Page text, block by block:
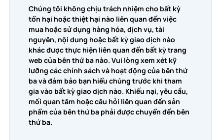
Chúng tôi không chịu trách nhiệm cho bất kỳ
tổn hại hoặc thiệt hại nào liên quan đến việc
mua hoặc sử dụng hàng hóa, dịch vụ, tài
nguyên, nội dung hoặc bất kỳ giao dịch nào
khác được thực hiện liên quan đến bất kỳ trang
web của bên thứ ba nào. Vui lòng xem xét kỹ
lưỡng các chính sách và hoạt động của bên thứ
ba và đảm bảo bạn hiểu chúng trước khi tham
gia vào bất kỳ giao dịch nào. Khiếu nại, yêu cầu,
mối quan tâm hoặc câu hỏi liên quan đến sản
phẩm của bên thứ ba phải được chuyển đến bên
thứ ba.